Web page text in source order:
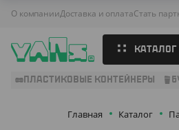
О компанииДоставка и оплатаСтать
КАТАЛОГ
ПЛАСТИКОВЫЕ КОНТЕЙНЕРЫ
Главная Каталог